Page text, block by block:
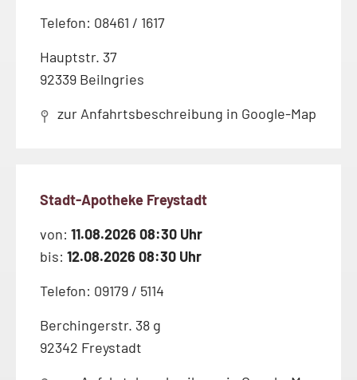
Telefon: 08461 / 1617
Hauptstr. 37
92339 Beilngries
zur Anfahrtsbeschreibung in Google-Map
Stadt-Apotheke Freystadt
von: 11.08.2026 08:30 Uhr
bis: 12.08.2026 08:30 Uhr
Telefon: 09179 / 5114
Berchingerstr. 38 g
92342 Freystadt